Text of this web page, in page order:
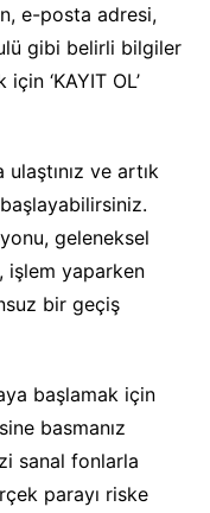
e-posta adresi,
gibi belirli bilgiler
‘KAYIT OL’
ve artık
geleneksel
işlem yaparken
bir geçiş
başlamak için
basmanız
sanal fonlarla
parayı riske